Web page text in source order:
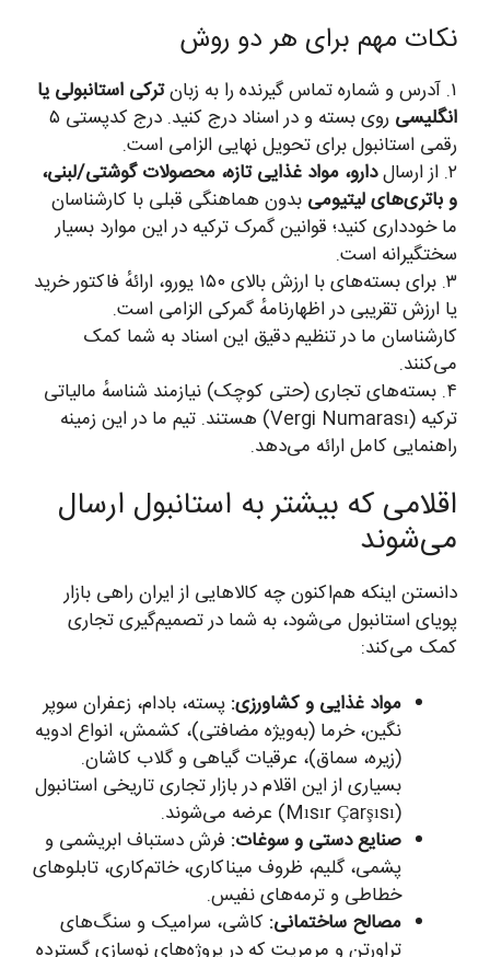
نکات مهم برای هر دو روش
۱. آدرس و شماره تماس گیرنده را به زبان
ترکی استانبولی یا
انگلیسی
روی بسته و در اسناد درج کنید. درج کدپستی ۵
رقمی استانبول برای تحویل نهایی الزامی است.
۲. از ارسال
دارو، مواد غذایی تازه، محصولات گوشتی/لبنی،
و باتری‌های لیتیومی بدون هماهنگی قبلی با کارشناسان
ما خودداری کنید؛ قوانین گمرک ترکیه در این موارد بسیار
سختگیرانه است.
۳. برای بسته‌های با ارزش بالای ۱۵۰ یورو، ارائهٔ فاکتور خرید
یا ارزش تقریبی در اظهارنامهٔ گمرکی الزامی است.
کارشناسان ما در تنظیم دقیق این اسناد به شما کمک
می‌کنند.
۴. بسته‌های تجاری (حتی کوچک) نیازمند شناسهٔ مالیاتی
ترکیه (Vergi Numarası) هستند. تیم ما در این زمینه
راهنمایی کامل ارائه می‌دهد.
اقلامی که بیشتر به استانبول ارسال
می‌شوند
دانستن اینکه هم‌اکنون چه کالاهایی از ایران راهی بازار
پویای استانبول می‌شود، به شما در تصمیم‌گیری تجاری
کمک می‌کند:
مواد غذایی و کشاورزی: پسته، بادام، زعفران سوپر
نگین، خرما (به‌ویژه مضافتی)، کشمش، انواع ادویه
(زیره، سماق)، عرقیات گیاهی و گلاب کاشان.
بسیاری از این اقلام در بازار تجاری تاریخی استانبول
(Mısır Çarşısı) عرضه می‌شوند.
صنایع دستی و سوغات: فرش دستباف ابریشمی و
پشمی، گلیم، ظروف میناکاری، خاتم‌کاری، تابلوهای
خطاطی و ترمه‌های نفیس.
مصالح ساختمانی: کاشی، سرامیک و سنگ‌های
تراورتن و مرمریت که در پروژه‌های نوسازی گسترده